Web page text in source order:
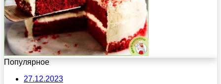
Популярное
27.12.2023